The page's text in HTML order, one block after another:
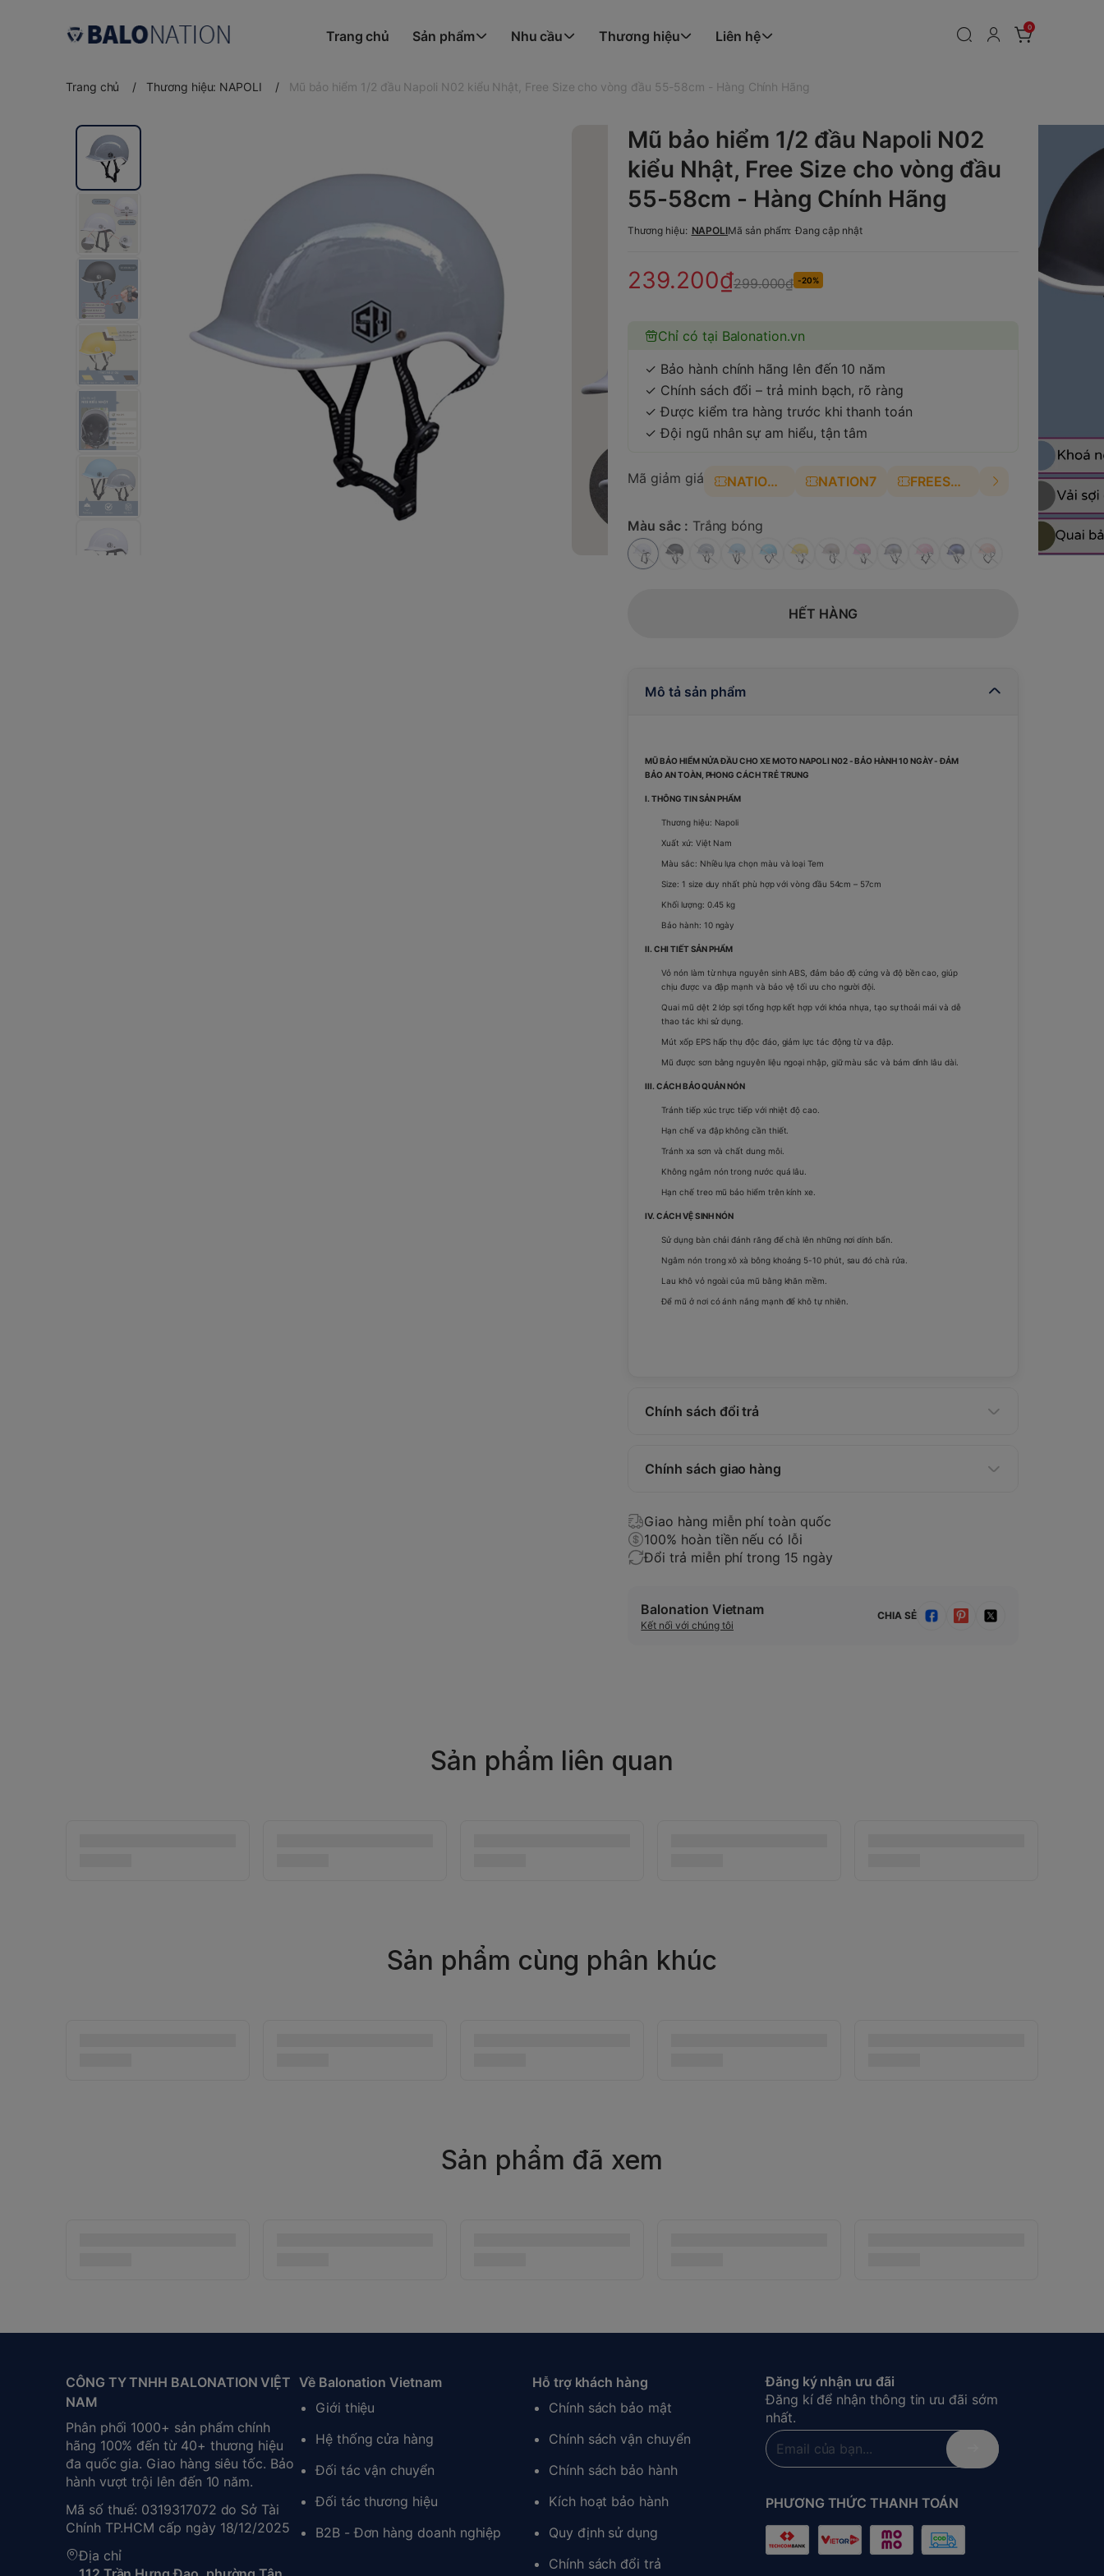
Trang chủ Sản phẩm Nhu cầu Thương hiệu Liên hệ
0
Trang chủ / Thương hiệu: NAPOLI / Mũ bảo hiểm 1/2 đầu Napoli N02 kiểu Nhật, Free Size cho vòng đầu 55-58cm - Hàng Chính Hãng
Mũ bảo hiểm 1/2 đầu Napoli N02
kiểu Nhật, Free Size cho vòng đầu
55-58cm - Hàng Chính Hãng
Thương hiệu: NAPOLIMã sản phẩm: Đang cập nhật
239.200₫299.000₫ -20%
Chỉ có tại Balonation.vn
✓ Bảo hành chính hãng lên đến 10 năm
✓ Chính sách đổi – trả minh bạch, rõ ràng
✓ Được kiểm tra hàng trước khi thanh toán
✓ Đội ngũ nhân sự am hiểu, tận tâm
Mã giảm giá NATION4 NATION7 FREESHIP
Màu sắc : Trắng bóng
HẾT HÀNG
Mô tả sản phẩm
MŨ BẢO HIỂM NỬA ĐẦU CHO XE MOTO NAPOLI N02 - BẢO HÀNH 10 NGÀY - ĐẢM
BẢO AN TOÀN, PHONG CÁCH TRẺ TRUNG
I. THÔNG TIN SẢN PHẨM
Thương hiệu: Napoli
Xuất xứ: Việt Nam
Màu sắc: Nhiều lựa chọn màu và loại Tem
Size: 1 size duy nhất phù hợp với vòng đầu 54cm – 57cm
Khối lượng: 0.45 kg
Bảo hành: 10 ngày
II. CHI TIẾT SẢN PHẨM
Vỏ nón làm từ nhựa nguyên sinh ABS, đảm bảo độ cứng và độ bền cao, giúp
chịu được va đập mạnh và bảo vệ tối ưu cho người đội.
Quai mũ dệt 2 lớp sợi tổng hợp kết hợp với khóa nhựa, tạo sự thoải mái và dễ
thao tác khi sử dụng.
Mút xốp EPS hấp thụ độc đáo, giảm lực tác động từ va đập.
Mũ được sơn bằng nguyên liệu ngoại nhập, giữ màu sắc và bám dính lâu dài.
III. CÁCH BẢO QUẢN NÓN
Tránh tiếp xúc trực tiếp với nhiệt độ cao.
Hạn chế va đập không cần thiết.
Tránh xa sơn và chất dung môi.
Không ngâm nón trong nước quá lâu.
Hạn chế treo mũ bảo hiểm trên kính xe.
IV. CÁCH VỆ SINH NÓN
Sử dụng bàn chải đánh răng để chà lên những nơi dính bẩn.
Ngâm nón trong xô xà bông khoảng 5-10 phút, sau đó chà rửa.
Lau khô vỏ ngoài của mũ bằng khăn mềm.
Để mũ ở nơi có ánh nắng mạnh để khô tự nhiên.
Chính sách đổi trả
Chính sách giao hàng
Giao hàng miễn phí toàn quốc
100% hoàn tiền nếu có lỗi
Đổi trả miễn phí trong 15 ngày
Balonation Vietnam
Kết nối với chúng tôi
CHIA SẺ
Sản phẩm liên quan
Sản phẩm cùng phân khúc
Sản phẩm đã xem
CÔNG TY TNHH BALONATION VIỆT
NAM
Phân phối 1000+ sản phẩm chính
hãng 100% đến từ 40+ thương hiệu
đa quốc gia. Giao hàng siêu tốc. Bảo
hành vượt trội lên đến 10 năm.
Mã số thuế: 0319317072 do Sở Tài
Chính TP.HCM cấp ngày 18/12/2025
Địa chỉ
Về Balonation Vietnam
Giới thiệu
Hệ thống cửa hàng
Đối tác vận chuyển
Đối tác thương hiệu
B2B - Đơn hàng doanh nghiệp
Hỗ trợ khách hàng
Chính sách bảo mật
Chính sách vận chuyển
Chính sách bảo hành
Kích hoạt bảo hành
Quy định sử dụng
Chính sách đổi trả
Đăng ký nhận ưu đãi
Đăng kí để nhận thông tin ưu đãi sớm
nhất.
PHƯƠNG THỨC THANH TOÁN